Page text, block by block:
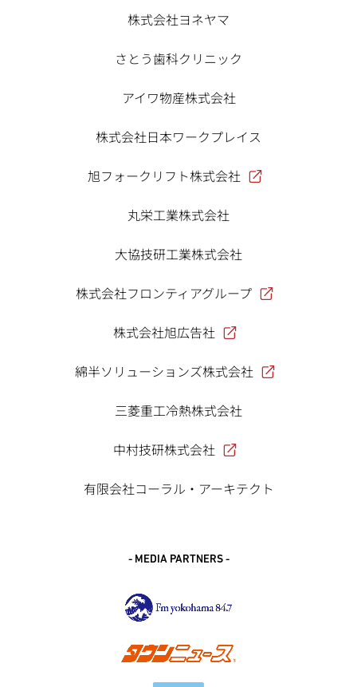
株式会社ヨネヤマ
さとう歯科クリニック
アイワ物産株式会社
株式会社日本ワークプレイス
旭フォークリフト株式会社
丸栄工業株式会社
大協技研工業株式会社
株式会社フロンティアグループ
株式会社旭広告社
綿半ソリューションズ株式会社
三菱重工冷熱株式会社
中村技研株式会社
有限会社コーラル・アーキテクト
- MEDIA PARTNERS -